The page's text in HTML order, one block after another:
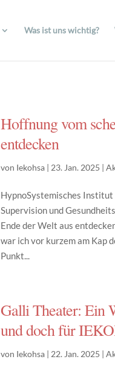
Was ist uns wichtig?
Hoffnung vom
entdecken
von Iekohsa | 23. Jan. 2025 |
HypnoSystemisches
Supervision und
Ende der Welt aus
war ich vor kurzem am Kap
Punkt...
Galli Theater: Ein
und doch für
von Iekohsa | 22. Jan. 2025 |